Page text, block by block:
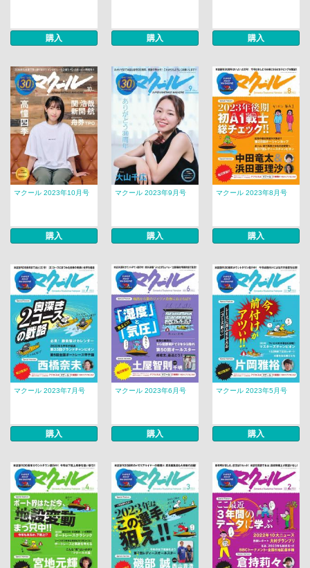
購入 購入 購入
マクール 2023年10月号
購入
マクール 2023年9月号
購入
マクール 2023年8月号
購入
マクール 2023年7月号
購入
マクール 2023年6月号
購入
マクール 2023年5月号
購入